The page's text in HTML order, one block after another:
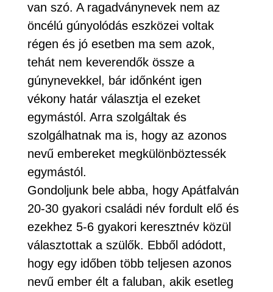
van szó. A ragadványnevek nem az
öncélú gúnyolódás eszközei voltak
régen és jó esetben ma sem azok,
tehát nem keverendők össze a
gúnynevekkel, bár időnként igen
vékony határ választja el ezeket
egymástól. Arra szolgáltak és
szolgálhatnak ma is, hogy az azonos
nevű embereket megkülönböztessék
egymástól.
Gondoljunk bele abba, hogy Apátfalván
20-30 gyakori családi név fordult elő és
ezekhez 5-6 gyakori keresztnév közül
választottak a szülők. Ebből adódott,
hogy egy időben több teljesen azonos
nevű ember élt a faluban, akik esetleg